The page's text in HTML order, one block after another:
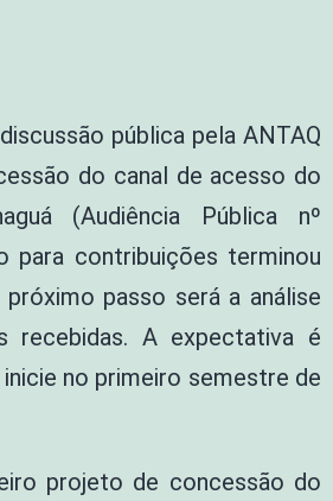
pública pela ANTAQ
do canal de acesso do
(Audiência Pública nº
para contribuições terminou
próximo passo será a análise
recebidas. A expectativa é
no primeiro semestre de
projeto de concessão do